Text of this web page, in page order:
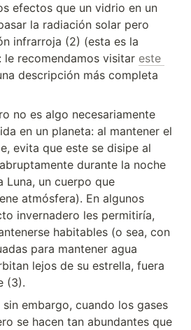
efectos que un vidrio en un
la radiación solar pero
infrarroja (2) (esta es la
le recomendamos visitar este
descripción más completa
no es algo necesariamente
en un planeta: al mantener el
evita que este se disipe al
durante la noche
Luna, un cuerpo que
atmósfera). En algunos
invernadero les permitiría,
habitables (o sea, con
para mantener agua
lejos de su estrella, fuera
(3).
embargo, cuando los gases
se hacen tan abundantes que